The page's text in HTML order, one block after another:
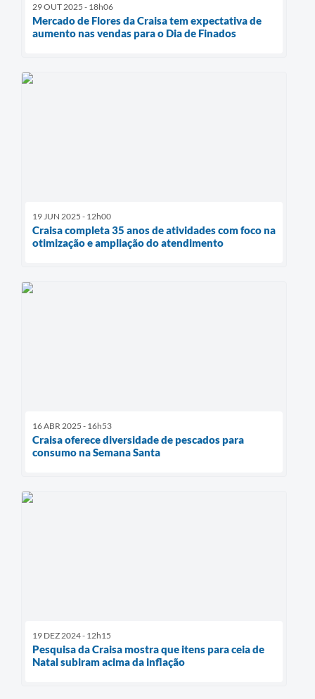
29 OUT 2025 - 18h06
Mercado de Flores da Craisa tem expectativa de
aumento nas vendas para o Dia de Finados
19 JUN 2025 - 12h00
Craisa completa 35 anos de atividades com foco na
otimização e ampliação do atendimento
16 ABR 2025 - 16h53
Craisa oferece diversidade de pescados para
consumo na Semana Santa
19 DEZ 2024 - 12h15
Pesquisa da Craisa mostra que itens para ceia de
Natal subiram acima da inflação